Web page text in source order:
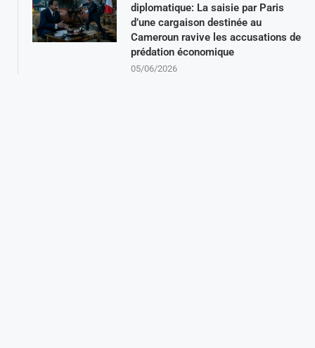
diplomatique: La saisie par Paris
d’une cargaison destinée au
Cameroun ravive les accusations de
prédation économique
05/06/2026